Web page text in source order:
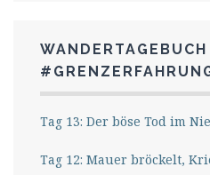
WANDERTAGEBUCH
Tag 13: Der böse Tod im
Tag 12: Mauer bröckelt,